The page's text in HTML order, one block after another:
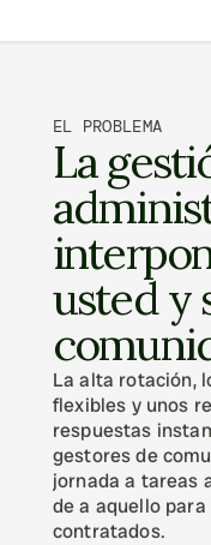
EL PROBLEMA
La
usted y
La alta rotación,
flexibles y unos
respuestas
gestores de
jornada a tareas
de a aquello
contratados.